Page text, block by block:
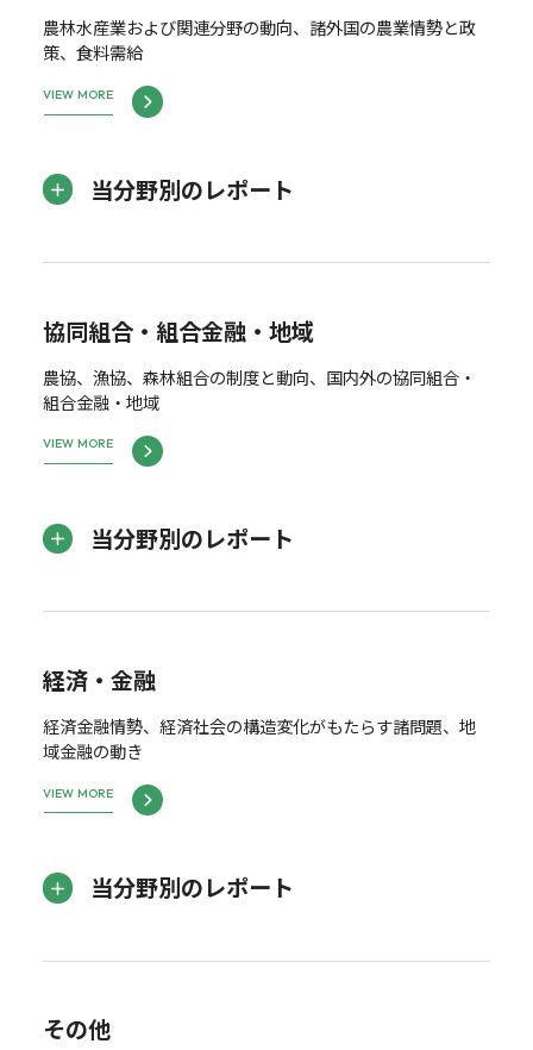
農林水産業および関連分野の動向、諸外国の農業情勢と政
策、食料需給
VIEW MORE
当分野別のレポート
協同組合・組合金融・地域
農協、漁協、森林組合の制度と動向、国内外の協同組合・
組合金融・地域
VIEW MORE
当分野別のレポート
経済・金融
経済金融情勢、経済社会の構造変化がもたらす諸問題、地
域金融の動き
VIEW MORE
当分野別のレポート
その他